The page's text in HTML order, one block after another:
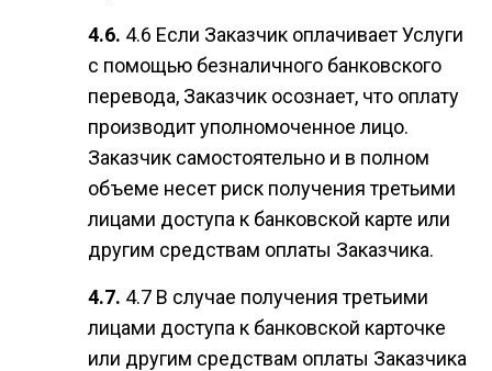
4.6 Если Заказчик оплачивает Услуги
с помощью безналичного банковского
перевода, Заказчик осознает, что оплату
производит уполномоченное лицо.
Заказчик самостоятельно и в полном
объеме несет риск получения третьими
лицами доступа к банковской карте или
другим средствам оплаты Заказчика.
4.7 В случае получения третьими
лицами доступа к банковской карточке
или другим средствам оплаты Заказчика